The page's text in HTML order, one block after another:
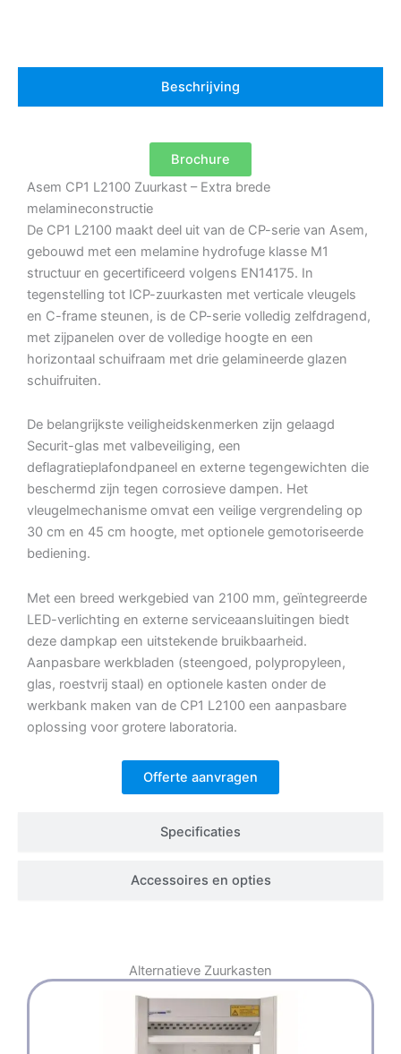
Beschrijving
Specificaties
Accessoires en opties
Brochure
Asem CP1 L2100 Zuurkast – Extra brede
melamineconstructie
De CP1 L2100 maakt deel uit van de CP-serie van Asem,
gebouwd met een melamine hydrofuge klasse M1
structuur en gecertificeerd volgens EN14175. In
tegenstelling tot ICP-zuurkasten met verticale vleugels
en C-frame steunen, is de CP-serie volledig zelfdragend,
met zijpanelen over de volledige hoogte en een
horizontaal schuifraam met drie gelamineerde glazen
schuifruiten.
De belangrijkste veiligheidskenmerken zijn gelaagd
Securit-glas met valbeveiliging, een
deflagratieplafondpaneel en externe tegengewichten die
beschermd zijn tegen corrosieve dampen. Het
vleugelmechanisme omvat een veilige vergrendeling op
30 cm en 45 cm hoogte, met optionele gemotoriseerde
bediening.
Met een breed werkgebied van 2100 mm, geïntegreerde
LED-verlichting en externe serviceaansluitingen biedt
deze dampkap een uitstekende bruikbaarheid.
Aanpasbare werkbladen (steengoed, polypropyleen,
glas, roestvrij staal) en optionele kasten onder de
werkbank maken van de CP1 L2100 een aanpasbare
oplossing voor grotere laboratoria.
Offerte aanvragen
Alternatieve Zuurkasten